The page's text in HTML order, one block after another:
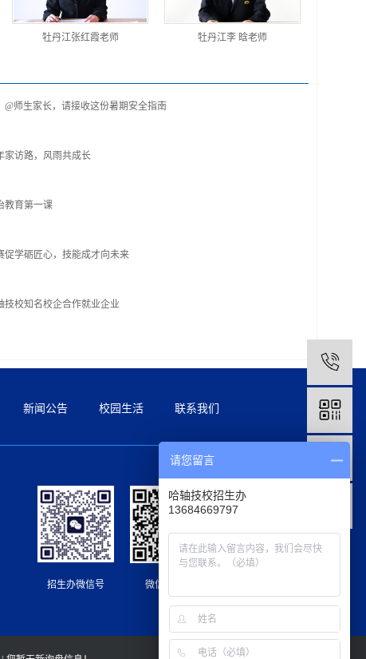
牡丹江张红霞老师 牡丹江李 晗老师
@师生家长，请接收这份暑期安全指南
家访路，风雨共成长
教育第一课
促学砺匠心，技能成才向未来
技校知名校企合作就业企业
新闻公告 校园生活 联系我们
招生办微信号 微信公众号
请您留言
哈轴技校招生办
13684669797